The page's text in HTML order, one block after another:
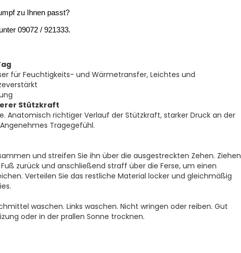
zu Ihnen passt?
09072 / 921333.
für Feuchtigkeits- und Wärmetransfer, Leichtes und
Stützkraft
Anatomisch richtiger Verlauf der Stützkraft, starker Druck an der
Tragegefühl.
und streifen Sie ihn über die ausgestreckten Zehen. Ziehen
zurück und anschließend straff über die Ferse, um einen
Verteilen Sie das restliche Material locker und gleichmäßig
waschen. Links waschen. Nicht wringen oder reiben. Gut
oder in der prallen Sonne trocknen.